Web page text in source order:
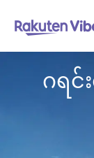
ဂရင်